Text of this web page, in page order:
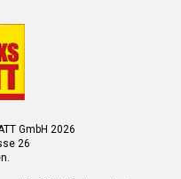
GmbH 2026
26